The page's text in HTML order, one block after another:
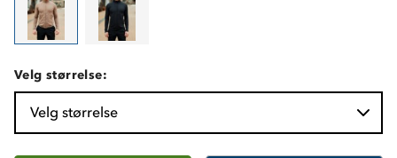
Velg størrelse:
Velg størrelse